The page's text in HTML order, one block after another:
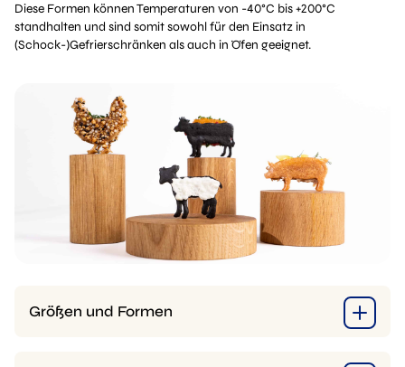
Diese Formen können Temperaturen von -40°C bis +200°C
standhalten und sind somit sowohl für den Einsatz in
(Schock-)Gefrierschränken als auch in Öfen geeignet.
Größen und Formen